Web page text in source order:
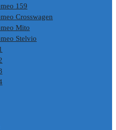
159
Crosswagen
Mito
Stelvio